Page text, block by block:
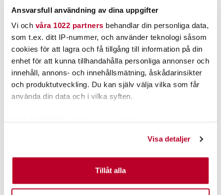
Ansvarsfull användning av dina uppgifter
Vi och våra 1022 partners behandlar din personliga data,
som t.ex. ditt IP-nummer, och använder teknologi såsom
cookies för att lagra och få tillgång till information på din
enhet för att kunna tillhandahålla personliga annonser och
innehåll, annons- och innehållsmätning, åskådarinsikter
och produktutveckling. Du kan själv välja vilka som får
använda din data och i vilka syften.
Identifiera din enhet genom att aktivt skanna den för
specifika kännetecken (fingeravtryck)
Ta reda på mer om hur dina personliga uppgifter
Visa detaljer
Tillåt alla
21 995,00 krTidigare pris
21 995,00 kr